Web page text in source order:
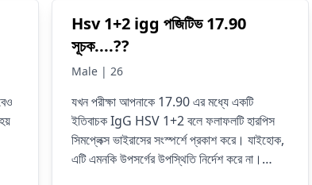
Hsv 1+2 igg পজিটিভ 17.90
সূচক....??
Male | 26
যখন পরীক্ষা আপনাকে 17.90 এর মধ্যে একটি
ইতিবাচক IgG HSV 1+2 বলে ফলাফলটি হারপিস
সিমপ্লেক্স ভাইরাসের সংস্পর্শে প্রকাশ করে। যাইহোক,
এটি এমনকি উপসর্গের উপস্থিতি নির্দেশ করে না।